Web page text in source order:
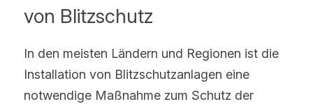
von Blitzschutz
In den meisten Ländern und Regionen ist die
Installation von Blitzschutzanlagen eine
notwendige Maßnahme zum Schutz der